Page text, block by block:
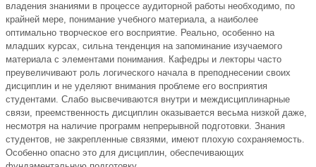
владения знаниями в процессе аудиторной работы необходимо, по
крайней мере, понимание учебного материала, а наиболее
оптимально творческое его восприятие. Реально, особенно на
младших курсах, сильна тенденция на запоминание изучаемого
материала с элементами понимания. Кафедры и лекторы часто
преувеличивают роль логического начала в преподнесении своих
дисциплин и не уделяют внимания проблеме его восприятия
студентами. Слабо высвечиваются внутри и междисциплинарные
связи, преемственность дисциплин оказывается весьма низкой даже,
несмотря на наличие программ непрерывной подготовки. Знания
студентов, не закрепленные связями, имеют плохую сохраняемость.
Особенно опасно это для дисциплин, обеспечивающих